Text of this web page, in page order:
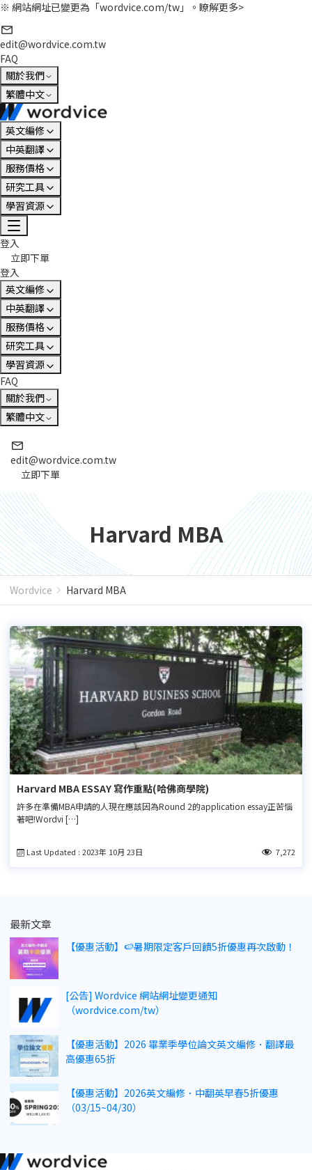
※ 網站網址已變更為「wordvice.com/tw」。 瞭解更多>
edit@wordvice.com.tw
FAQ
關於我們
繁體中文
英文編修
中英翻譯
服務價格
研究工具
學習資源
登入
立即下單
登入
英文編修
中英翻譯
服務價格
研究工具
學習資源
FAQ
關於我們
繁體中文
edit@wordvice.com.tw
立即下單
Harvard MBA
Wordvice Harvard MBA
Harvard MBA ESSAY 寫作重點(哈佛商學院)
許多在準備MBA申請的人現在應該因為Round 2的application essay正苦惱
著吧!Wordvi […]
Last Updated : 2023年 10月 23日 7,272
最新文章
【優惠活動】🍉暑期限定客戶回饋5折優惠再次啟動！
[公告] Wordvice 網站網址變更通知
（wordvice.com/tw）
【優惠活動】2026 畢業季學位論文英文編修．翻譯最
高優惠65折
【優惠活動】2026英文編修．中翻英早春5折優惠
（03/15~04/30）